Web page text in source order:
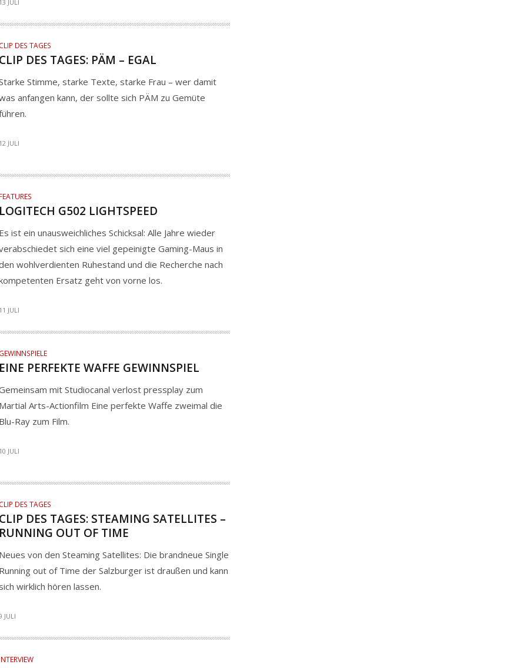
JULI
DES TAGES
DES TAGES: PÄM – EGAL
Stimme, starke Texte, starke Frau – wer damit
anfangen kann, der sollte sich PÄM zu Gemüte
JULI
G502 LIGHTSPEED
ist ein unausweichliches Schicksal: Alle Jahre wieder
sich eine viel gepeinigte Gaming-Maus in
wohlverdienten Ruhestand und die Recherche nach
Ersatz geht von vorne los.
JULI
PERFEKTE WAFFE GEWINNSPIEL
mit Studiocanal verlost pressplay zum
Arts-Actionfilm Eine perfekte Waffe zweimal die
Ray zum Film.
JULI
DES TAGES
DES TAGES: STEAMING SATELLITES –
OUT OF TIME
von den Steaming Satellites: Die brandneue Single
out of Time der Salzburger ist draußen und kann
wirklich hören lassen.
JULI